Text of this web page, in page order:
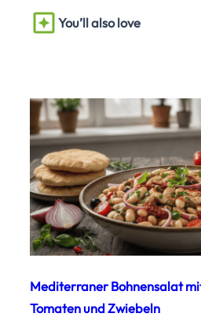
You’ll also love
Mediterraner Bohnensalat
Tomaten und Zwiebeln